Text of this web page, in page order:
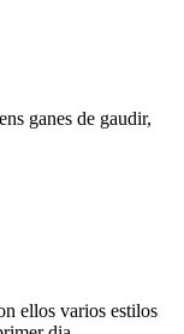
ganes de gaudir,
ellos varios estilos